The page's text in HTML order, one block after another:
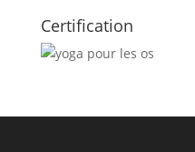
Certification